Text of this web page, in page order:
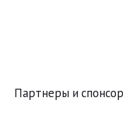
Партнеры и